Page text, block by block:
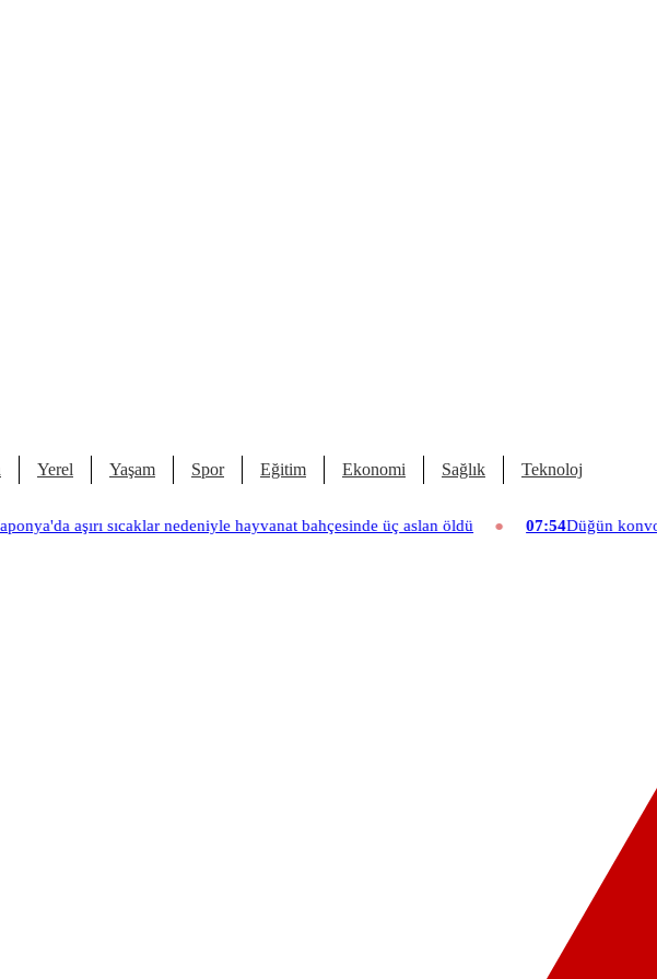
Yerel Yaşam Spor Eğitim Ekonomi Sağlık Teknoloji
sıcaklar nedeniyle hayvanat bahçesinde üç aslan öldü 07:54Düğün konvoyuna ağır